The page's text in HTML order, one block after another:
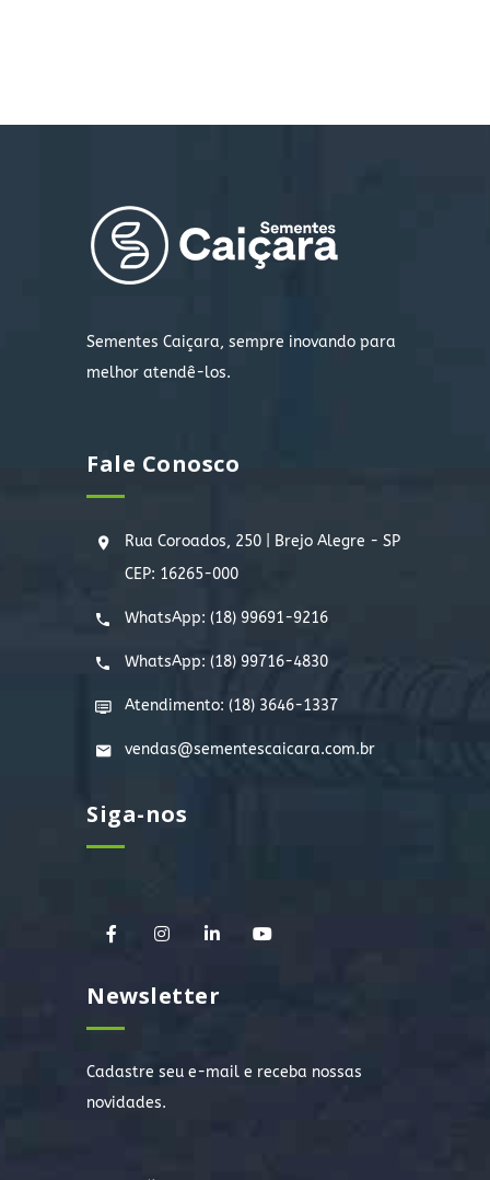
Sementes Caiçara, sempre inovando para
melhor atendê-los.
Fale Conosco
Rua Coroados, 250 | Brejo Alegre - SP
CEP: 16265-000
WhatsApp: (18) 99691-9216
WhatsApp: (18) 99716-4830
Atendimento: (18) 3646-1337
vendas@sementescaicara.com.br
Siga-nos
Newsletter
Cadastre seu e-mail e receba nossas
novidades.